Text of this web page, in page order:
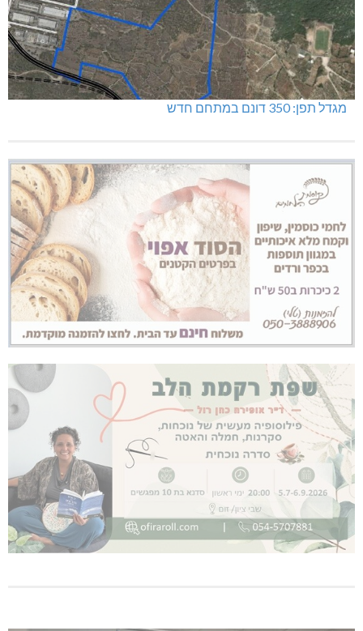
מגדל תפן: 350 דונם במתחם חדש